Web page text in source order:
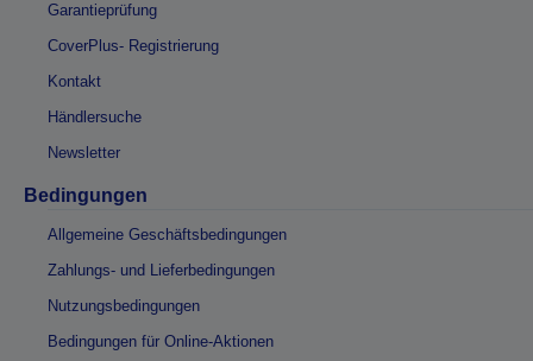
Garantieprüfung
CoverPlus- Registrierung
Kontakt
Händlersuche
Newsletter
Bedingungen
Allgemeine Geschäftsbedingungen
Zahlungs- und Lieferbedingungen
Nutzungsbedingungen
Bedingungen für Online-Aktionen